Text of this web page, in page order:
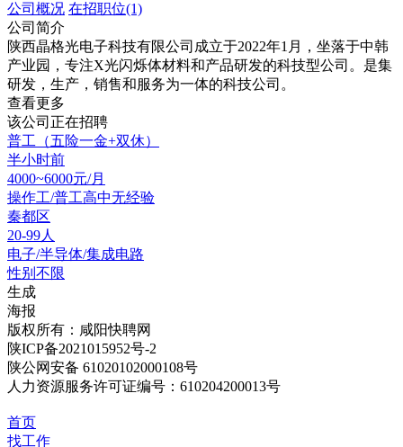
公司概况 在招职位(1)
公司简介
陕西晶格光电子科技有限公司成立于2022年1月，坐落于中韩
产业园，专注X光闪烁体材料和产品研发的科技型公司。是集
研发，生产，销售和服务为一体的科技公司。
查看更多
该公司正在招聘
普工（五险一金+双休）
半小时前
4000~6000元/月
操作工/普工高中无经验
秦都区
20-99人
电子/半导体/集成电路
性别不限
生成
海报
版权所有：咸阳快聘网
陕ICP备2021015952号-2
陕公网安备 61020102000108号
人力资源服务许可证编号：610204200013号
首页
找工作